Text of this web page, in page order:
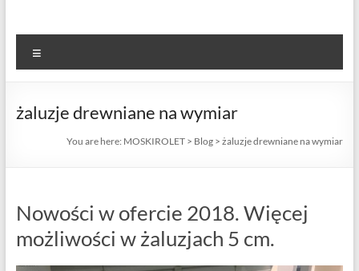
ramkowe i
drzwiowe
żaluzje drewniane na wymiar
You are here: MOSKIROLET > Blog >żaluzje drewniane na wymiar
Nowości w ofercie 2018. Więcej
możliwości w żaluzjach 5 cm.